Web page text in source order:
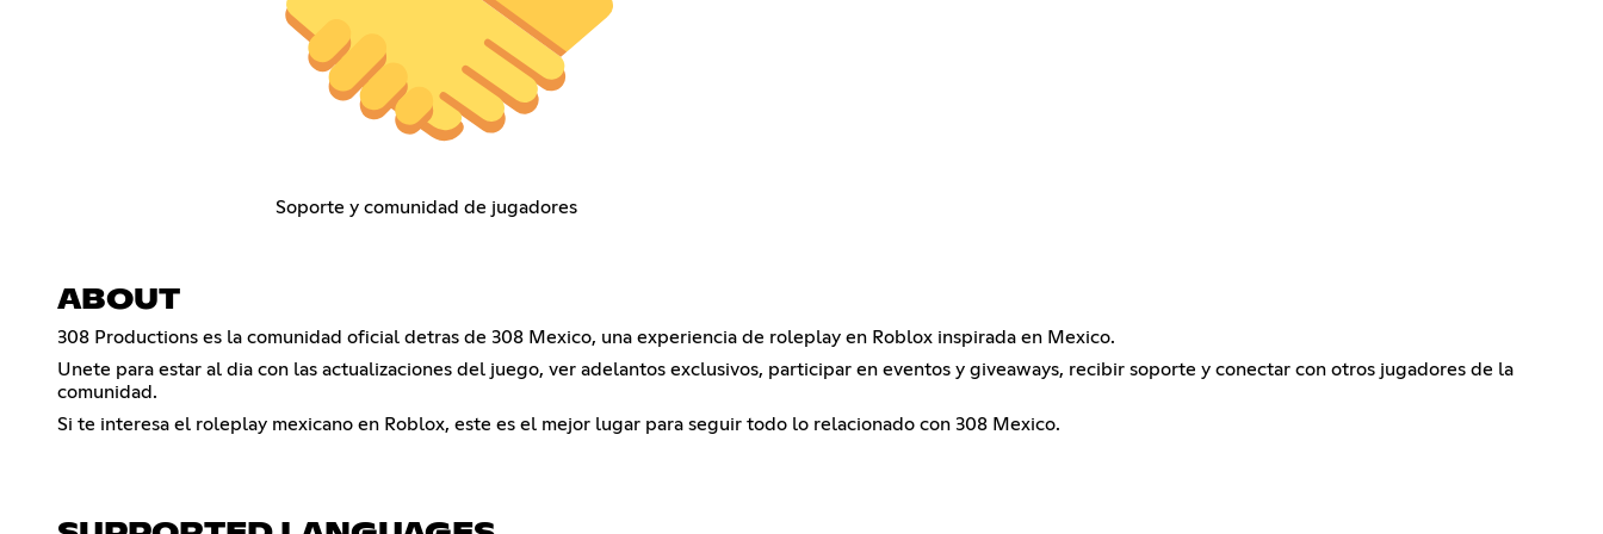
Soporte y comunidad de jugadores
ABOUT
308 Productions es la comunidad oficial detras de 308 Mexico, una experiencia de roleplay en Roblox inspirada en Mexico.
Unete para estar al dia con las actualizaciones del juego, ver adelantos exclusivos, participar en eventos y giveaways, recibir soporte y conectar con otros jugadores de la
comunidad.
Si te interesa el roleplay mexicano en Roblox, este es el mejor lugar para seguir todo lo relacionado con 308 Mexico.